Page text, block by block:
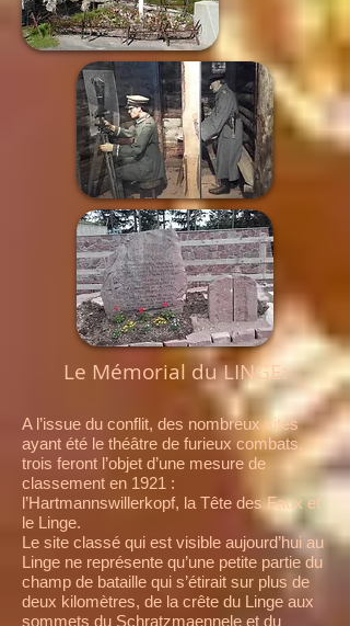
Le Mémorial du LINGE:
A l’issue du conflit, des nombreux sites
ayant été le théâtre de furieux combats,
trois feront l’objet d’une mesure de
classement en 1921 :
l’Hartmannswillerkopf, la Tête des Faux et
le Linge.
Le site classé qui est visible aujourd’hui au
Linge ne représente qu’une petite partie du
champ de bataille qui s’étirait sur plus de
deux kilomètres, de la crête du Linge aux
sommets du Schratzmaennele et du